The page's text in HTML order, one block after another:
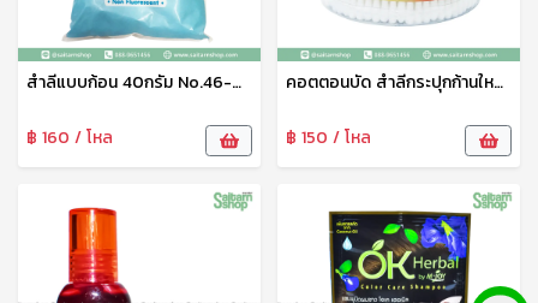
สำลีแบบก้อน 40กรัม No.46-001-13
฿ 160 / โหล
คอตตอนบัด สำลีกระปุกก้านใหญ่ 3 star สำลีปั่นหูหัว2แบบ หัวกลม cotton swab สำลีก้าน cotton bud ไม้แคะหู สะอาด นุ่มนวล แข็งแรง
฿ 150 / โหล